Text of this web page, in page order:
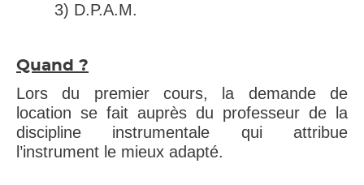
3) D.P.A.M.
Quand ?
Lors du premier cours, la demande de
location se fait auprès du professeur de la
discipline instrumentale qui attribue
l’instrument le mieux adapté.